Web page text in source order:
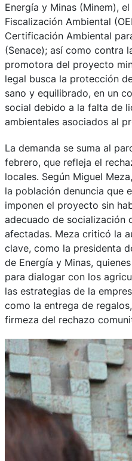
Energía y Minas (Minem),
Fiscalización Ambiental
Certificación Ambiental
(Senace); así como contra
promotora del proyecto
legal busca la protección
sano y equilibrado, en un
social debido a la falta de
ambientales asociados al
La demanda se suma al
febrero, que refleja el
locales. Según Miguel
la población denuncia que
imponen el proyecto sin
adecuado de socialización
afectadas. Meza criticó la
clave, como la presidenta
de Energía y Minas,
para dialogar con los
las estrategias de la
como la entrega de
firmeza del rechazo